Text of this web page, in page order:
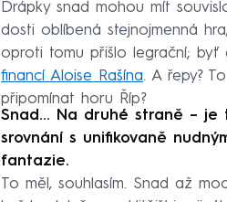
Drápky snad mohou mít
dosti oblíbená stejnojmenná
oproti tomu přišlo legrační;
financí Aloise Rašína. A řepy?
připomínat horu Říp?
Snad... Na druhé straně –
srovnání s unifikovaně
fantazie.
To měl, souhlasím. Snad až